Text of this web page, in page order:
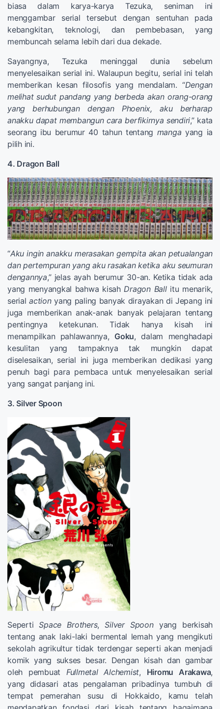
biasa dalam karya-karya Tezuka, seniman ini
menggambar serial tersebut dengan sentuhan pada
kebangkitan, teknologi, dan pembebasan, yang
membuncah selama lebih dari dua dekade.
Sayangnya, Tezuka meninggal dunia sebelum
menyelesaikan serial ini. Walaupun begitu, serial ini telah
memberikan kesan filosofis yang mendalam. “Dengan
melihat sudut pandang yang berbeda akan orang-orang
yang berhubungan dengan Phoenix, aku berharap
anakku dapat membangun cara berfikirnya sendiri,” kata
seorang ibu berumur 40 tahun tentang manga yang ia
pilih ini.
4. Dragon Ball
“Aku ingin anakku merasakan gempita akan petualangan
dan pertempuran yang aku rasakan ketika aku seumuran
dengannya,” jelas ayah berumur 30-an. Ketika tidak ada
yang menyangkal bahwa kisahDragon Ballitu menarik,
serial action yang paling banyak dirayakan di Jepang ini
juga memberikan anak-anak banyak pelajaran tentang
pentingnya ketekunan. Tidak hanya kisah ini
menampilkan pahlawannya, Goku, dalam menghadapi
kesulitan yang tampaknya tak mungkin dapat
diselesaikan, serial ini juga memberikan dedikasi yang
penuh bagi para pembaca untuk menyelesaikan serial
yang sangat panjang ini.
3. Silver Spoon
SepertiSpace Brothers,Silver Spoonyang berkisah
tentang anak laki-laki bermental lemah yang mengikuti
sekolah agrikultur tidak terdengar seperti akan menjadi
komik yang sukses besar. Dengan kisah dan gambar
oleh pembuat Fullmetal Alchemist, Hiromu Arakawa,
yang didasari atas pengalaman pribadinya tumbuh di
tempat pemerahan susu di Hokkaido, kamu telah